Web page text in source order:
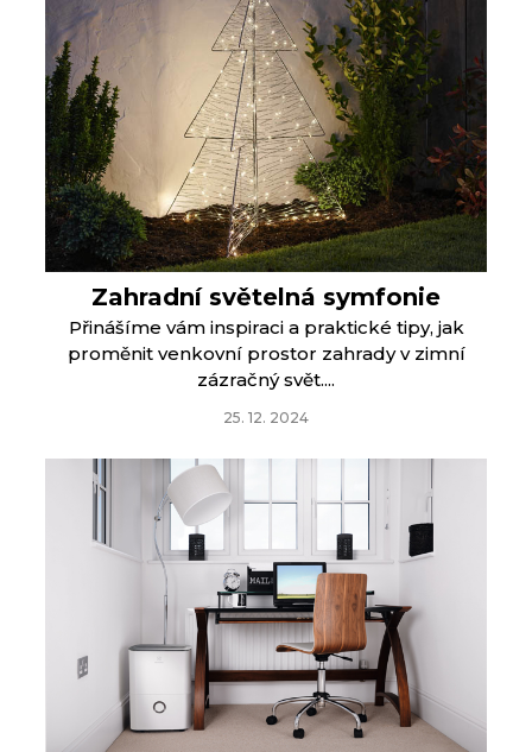
Zahradní světelná symfonie
Přinášíme vám inspiraci a praktické tipy, jak
proměnit venkovní prostor zahrady v zimní
zázračný svět....
25. 12. 2024